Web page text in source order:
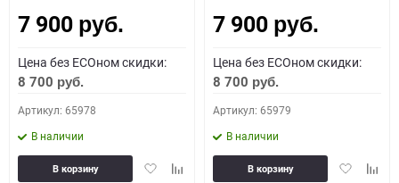
7 900 руб.
Цена без ECOном скидки:
8 700 руб.
Артикул: 65978
В наличии
ДобавитьДобавить
В корзину
7 900 руб.
Цена без ECOном скидки:
8 700 руб.
Артикул: 65979
В наличии
Добавить
В корзину